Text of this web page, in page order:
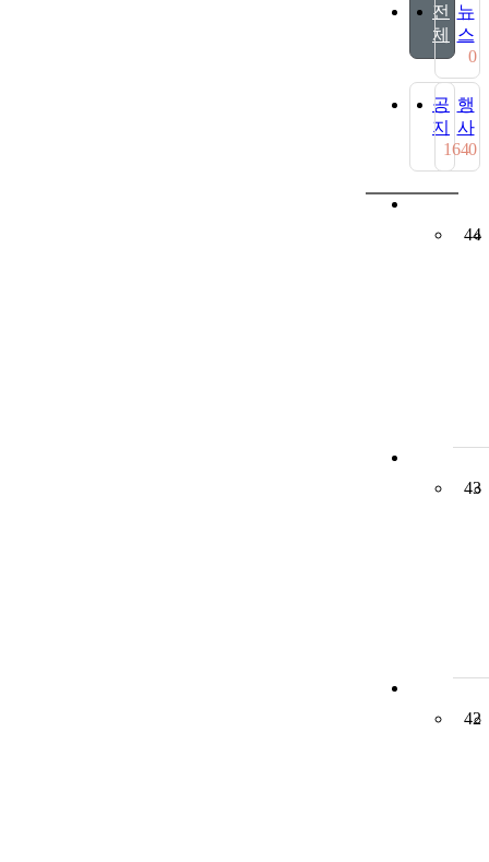
전
체
뉴
스
0
공
지
164
행
사
0
44
43
42